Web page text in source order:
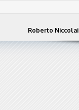
Roberto Niccolai